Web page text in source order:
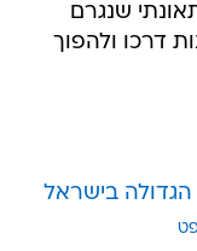
שנגרם
דרכו ולהפוך
בישראל